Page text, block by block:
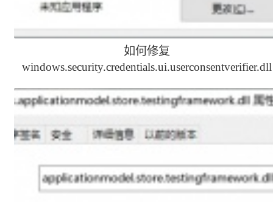
如何修复
windows.security.credentials.ui.userconsentverifier.dll